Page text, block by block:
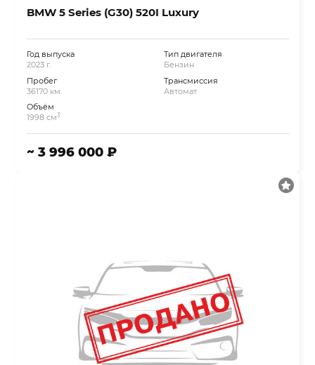
BMW 5 Series (G30) 520I Luxury
Год выпуска
2023 г.
Пробег
36170 км.
Объём
1998 см3
Тип двигателя
Бензин
Трансмиссия
Автомат
~ 3 996 000 ₽